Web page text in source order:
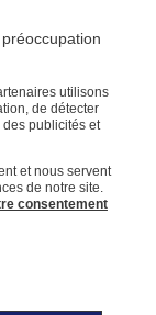
utilisons
de détecter
publicités et
et nous servent
de notre site.
consentement